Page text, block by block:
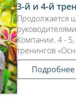
3-й и 4-й
Продолжается
Компании. 4 -
тренингов
Подробнее